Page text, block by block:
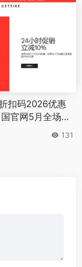
扣码2026优惠
官网5月全场限
4折+额外9折特
131